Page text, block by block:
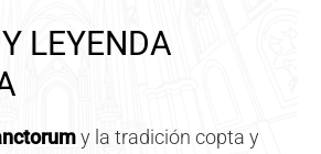
LEYENDA
y la tradición copta y